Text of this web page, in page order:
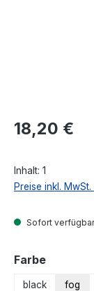
Regulärer Preis:
18,20 €
Inhalt: 1
Preise inkl.
Sofort
Farbe
black fog